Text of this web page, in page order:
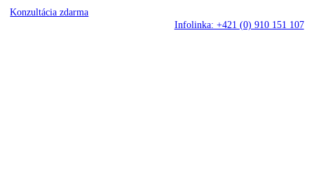
Skip
Konzultácia zdarma
Infolinka: +421 (0) 910 151 107